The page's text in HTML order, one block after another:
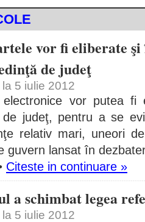
vor fi eliberate
de judeţ
la 5 iulie 2012
electronice vor putea
judeţ, pentru a se
relativ mari, uneori
guvern lansat în
Citeste in continuare »
a schimbat legea
la 5 iulie 2012